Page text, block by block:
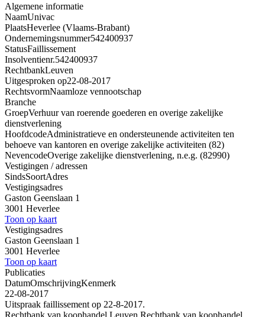
Algemene informatie
NaamUnivac
PlaatsHeverlee (Vlaams-Brabant)
Ondernemingsnummer542400937
StatusFaillissement
Insolventienr.542400937
RechtbankLeuven
Uitgesproken op22-08-2017
RechtsvormNaamloze vennootschap
Branche
GroepVerhuur van roerende goederen en overige zakelijke
dienstverlening
HoofdcodeAdministratieve en ondersteunende activiteiten ten
behoeve van kantoren en overige zakelijke activiteiten (82)
NevencodeOverige zakelijke dienstverlening, n.e.g. (82990)
Vestigingen / adressen
SindsSoortAdres
Vestigingsadres
Gaston Geenslaan 1
3001 Heverlee
Toon op kaart
Vestigingsadres
Gaston Geenslaan 1
3001 Heverlee
Toon op kaart
Publicaties
DatumOmschrijvingKenmerk
22-08-2017
Uitspraak faillissement op 22-8-2017.
Rechtbank van koophandel Leuven Rechtbank van koophandel